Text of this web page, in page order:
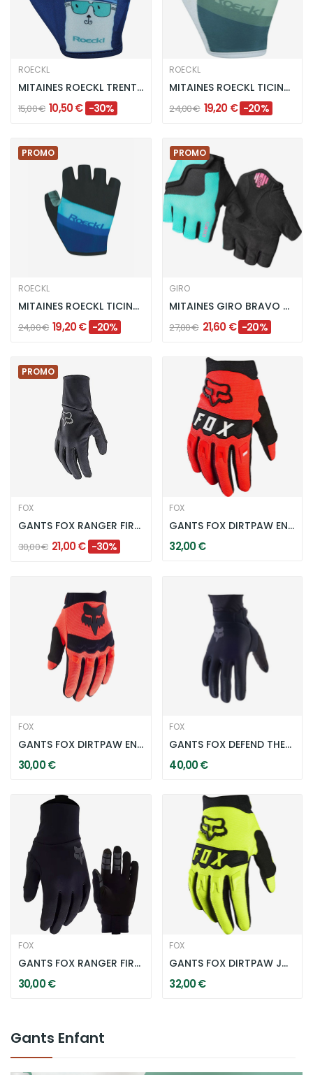
Gants Enfant
ROECKL
MITAINES ROECKL TRENTINO ENFANT - BLEU
15,00 € 10,50 € -30%
ROECKL
MITAINES ROECKL TICINO ENFANT - BLANC/VERT
24,00 € 19,20 € -20%
PROMO
ROECKL
MITAINES ROECKL TICINO ENFANT - NOIR/BLEU
24,00 € 19,20 € -20%
PROMO
GIRO
MITAINES GIRO BRAVO JR ENFANT TURQUOISE
27,00 € 21,60 € -20%
PROMO
FOX
GANTS FOX RANGER FIRE ENFANT - NOIR
30,00 € 21,00 € -30%
FOX
GANTS FOX DIRTPAW ENFANT - ROUGE
32,00 €
FOX
GANTS FOX DIRTPAW ENFANT- ORANGE FLUORESCENT
30,00 €
FOX
GANTS FOX DEFEND THERMO ENFANT NOIR
40,00 €
FOX
GANTS FOX RANGER FIRE ENFANT - NOIR
30,00 €
FOX
GANTS FOX DIRTPAW JUNIOR - JAUNE FLUORESCENT
32,00 €